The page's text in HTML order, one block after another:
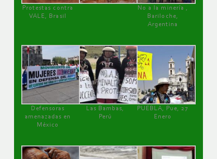
Protestas contra
VALE, Brasil
No a la minería ,
Bariloche,
Argentina
Defensoras
amenazadas en
México
Las Bambas,
Perú
PUEBLA, Pue, 27
Enero